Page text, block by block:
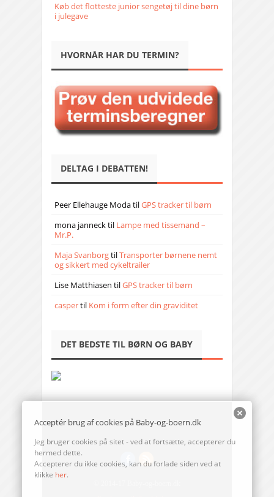
Køb det flotteste junior sengetøj til dine børn
i julegave
HVORNÅR HAR DU TERMIN?
DELTAG I DEBATTEN!
Peer Ellehauge ModatilGPS tracker til børn
mona jannecktil Lampe med tissemand –
Mr.P.
Maja SvanborgtilTransporter børnene nemt
og sikkert med cykeltrailer
Lise Matthiasen tilGPS tracker til børn
caspertil Kom i form efter din graviditet
DET BEDSTE TIL BØRN OG BABY
Acceptér brug af cookies på Baby-og-boern.dk
Jeg bruger cookies på sitet - ved at fortsætte, accepterer du
hermed dette.
Accepterer du ikke cookies, kan du forlade siden ved at
klikke her.